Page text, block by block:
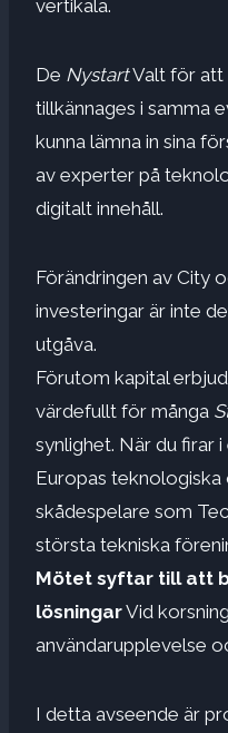
vertikala.
De NystartValt för att
tillkännages i samma
kunna lämna in sina
av experter på
digitalt innehåll.
Förändringen av City
investeringar är inte
utgåva.
Förutom kapital
värdefullt för många
synlighet. När du firar
Europas teknologiska
skådespelare som
största tekniska
Mötet syftar till att
lösningarVid
användarupplevelse
I detta avseende är